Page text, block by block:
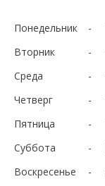
Понедельник
Вторник
Среда
Четверг
Пятница
Суббота
Воскресенье